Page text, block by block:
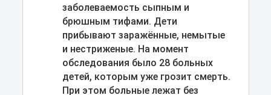
заболеваемость сыпным и
брюшным тифами. Дети
прибывают заражённые, немытые
и нестриженые. На момент
обследования было 28 больных
детей, которым уже грозит смерть.
При этом больные лежат без